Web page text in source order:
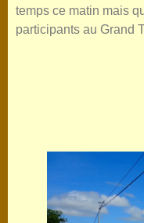
temps ce matin mais
participants au Grand